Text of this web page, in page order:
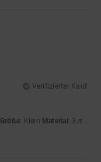
Verifizierter Kauf
Größe: Klein Material : 3 /5